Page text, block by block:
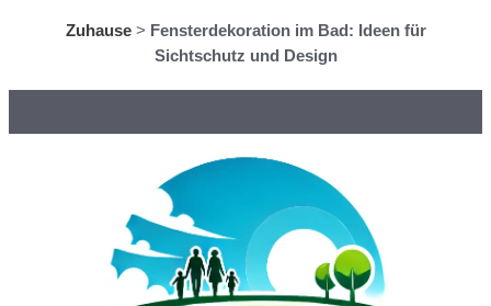
Zuhause> Fensterdekoration im Bad: Ideen für
Sichtschutz und Design